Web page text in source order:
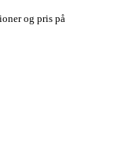
og pris på